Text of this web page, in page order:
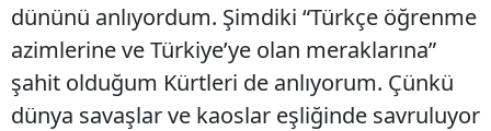
dününü anlıyordum. Şimdiki “Türkçe öğrenme
azimlerine ve Türkiye’ye olan meraklarına”
şahit olduğum Kürtleri de anlıyorum. Çünkü
dünya savaşlar ve kaoslar eşliğinde savruluyor